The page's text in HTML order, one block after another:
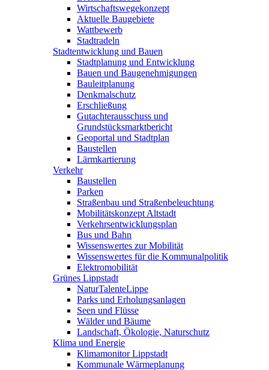
Wirtschaftswegekonzept
Aktuelle Baugebiete
Wattbewerb
Stadtradeln
Stadtentwicklung und Bauen
Stadtplanung und Entwicklung
Bauen und Baugenehmigungen
Bauleitplanung
Denkmalschutz
Erschließung
Gutachterausschuss und
Grundstücksmarktbericht
Geoportal und Stadtplan
Baustellen
Lärmkartierung
Verkehr
Baustellen
Parken
Straßenbau und Straßenbeleuchtung
Mobilitätskonzept Altstadt
Verkehrsentwicklungsplan
Bus und Bahn
Wissenswertes zur Mobilität
Wissenswertes für die Kommunalpolitik
Elektromobilität
Grünes Lippstadt
NaturTalenteLippe
Parks und Erholungsanlagen
Seen und Flüsse
Wälder und Bäume
Landschaft, Ökologie, Naturschutz
Klima und Energie
Klimamonitor Lippstadt
Kommunale Wärmeplanung